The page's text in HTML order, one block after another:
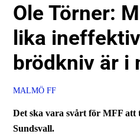
Ole Törner:
lika
brödkniv är i
MALMÖ FF
Det ska vara svårt för MFF att
Sundsvall.